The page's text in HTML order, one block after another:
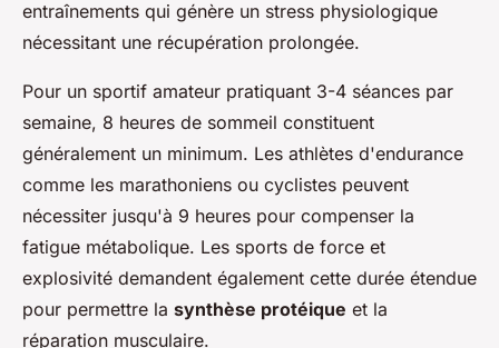
entraînements qui génère un stress physiologique
nécessitant une récupération prolongée.
Pour un sportif amateur pratiquant 3-4 séances par
semaine, 8 heures de sommeil constituent
généralement un minimum. Les athlètes d'endurance
comme les marathoniens ou cyclistes peuvent
nécessiter jusqu'à 9 heures pour compenser la
fatigue métabolique. Les sports de force et
explosivité demandent également cette durée étendue
pour permettre la synthèse protéique et la
réparation musculaire.